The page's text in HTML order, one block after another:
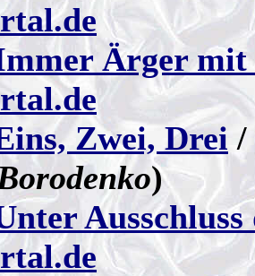
Ärger mit
Zwei, Drei /
)